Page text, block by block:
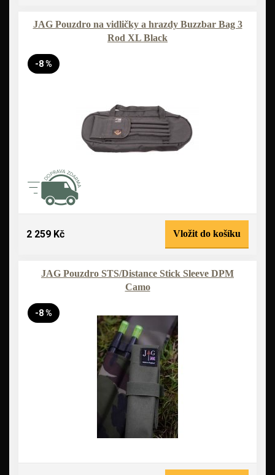
JAG Pouzdro na vidličky a hrazdy Buzzbar Bag 3
Rod XL Black
-8 %
2 259 Kč Vložit do košíku
JAG Pouzdro STS/Distance Stick Sleeve DPM
Camo
-8 %